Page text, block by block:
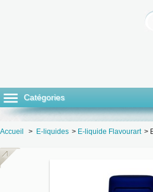
Catégories
Accueil > E-liquides > E-liquide Flavourart >